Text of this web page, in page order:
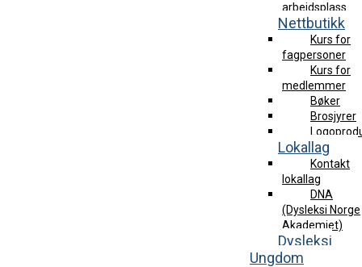
arbeidsplass
Nettbutikk
Kurs for
fagpersoner
Kurs for
medlemmer
Bøker
Brosjyrer
Lokallag
Kontakt
lokallag
DNA
(Dysleksi Norge
Akademiet)
Dysleksi
Ungdom